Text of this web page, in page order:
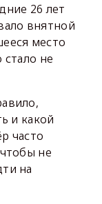
26 лет
внятной
место
не
и какой
часто
не
на